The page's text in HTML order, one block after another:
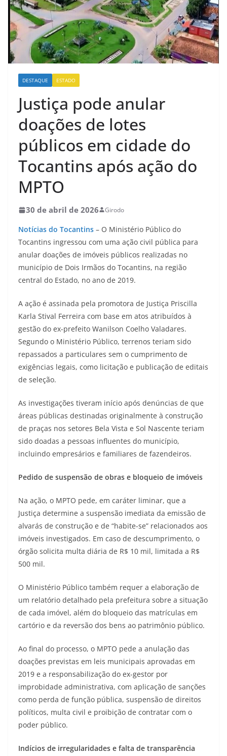
DESTAQUE ESTADO
Justiça pode anular
doações de lotes
públicos em cidade do
Tocantins após ação do
MPTO
30 de abril de 2026 Girodo
Notícias do Tocantins – O Ministério Público do
Tocantins ingressou com uma ação civil pública para
anular doações de imóveis públicos realizadas no
município de Dois Irmãos do Tocantins, na região
central do Estado, no ano de 2019.
A ação é assinada pela promotora de Justiça Priscilla
Karla Stival Ferreira com base em atos atribuídos à
gestão do ex-prefeito Wanilson Coelho Valadares.
Segundo o Ministério Público, terrenos teriam sido
repassados a particulares sem o cumprimento de
exigências legais, como licitação e publicação de editais
de seleção.
As investigações tiveram início após denúncias de que
áreas públicas destinadas originalmente à construção
de praças nos setores Bela Vista e Sol Nascente teriam
sido doadas a pessoas influentes do município,
incluindo empresários e familiares de fazendeiros.
Pedido de suspensão de obras e bloqueio de imóveis
Na ação, o MPTO pede, em caráter liminar, que a
Justiça determine a suspensão imediata da emissão de
alvarás de construção e de “habite-se” relacionados aos
imóveis investigados. Em caso de descumprimento, o
órgão solicita multa diária de R$ 10 mil, limitada a R$
500 mil.
O Ministério Público também requer a elaboração de
um relatório detalhado pela prefeitura sobre a situação
de cada imóvel, além do bloqueio das matrículas em
cartório e da reversão dos bens ao patrimônio público.
Ao final do processo, o MPTO pede a anulação das
doações previstas em leis municipais aprovadas em
2019 e a responsabilização do ex-gestor por
improbidade administrativa, com aplicação de sanções
como perda de função pública, suspensão de direitos
políticos, multa civil e proibição de contratar com o
poder público.
Indícios de irregularidades e falta de transparência